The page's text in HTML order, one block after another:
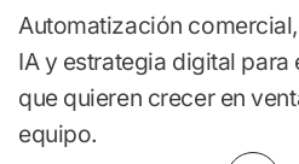
Automatización
IA y estrategia digital para
que quieren crecer en
equipo.